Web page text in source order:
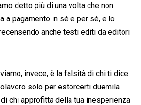
detto più di una volta che non
a pagamento in sé e per sé, e lo
anche testi editi da editori
invece, è la falsità di chi ti dice
solo per estorcerti duemila
chi approfitta della tua inesperienza